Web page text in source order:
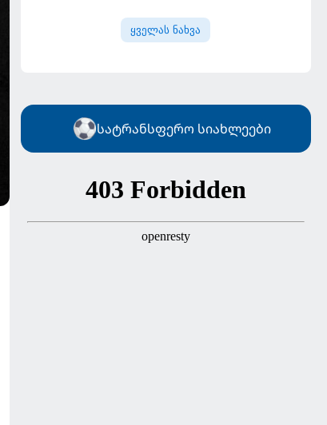
დაიმატა
ყველას ნახვა
სატრანსფერო სიახლეები